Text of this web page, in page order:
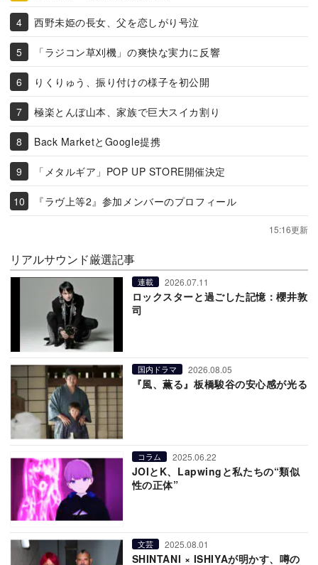
西野未姫の長女、父を恋しがり号泣
「ラジコン草刈機」の爽快な実力に反響
りくりゅう、振り付けの様子を初公開
極楽とんぼ山本、家族で巨大スイカ割り
Back MarketとGoogle提携
「メタルギア」POP UP STORE開催決定
『ラヴ上等2』参加メンバーのプロフィール
15:16更新
リアルサウンド厳選記事
連載 2026.07.11
ロックスターと過ごした記憶：櫻井敦
司
国内ドラマ 2026.08.05
『風、薫る』板橋駿谷の安心感が光る
コラム 2025.06.22
JOIとK、Lapwingと私たちの“類似
性の正体”
文芸 2025.08.01
SHINTANI × ISHIYAが明かす、噂の